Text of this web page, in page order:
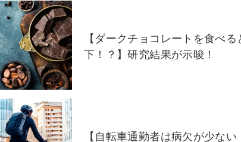
【ダークチョコレートを食べ
下！？】研究結果が示唆！
【自転車通勤者は病欠が少な